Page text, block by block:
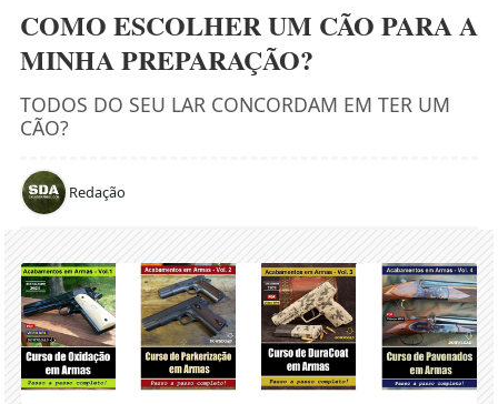
COMO ESCOLHER UM CÃO PARA A
MINHA PREPARAÇÃO?
TODOS DO SEU LAR CONCORDAM EM TER UM
CÃO?
Redação